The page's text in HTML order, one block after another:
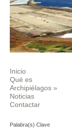
Inicio
Qué es
Archipiélagos »
Noticias
Contactar
Palabra(s) Clave